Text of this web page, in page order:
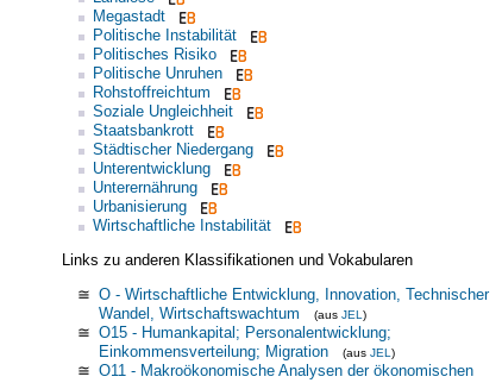
Megastadt
Politische Instabilität
Politisches Risiko
Politische Unruhen
Rohstoffreichtum
Soziale Ungleichheit
Staatsbankrott
Städtischer Niedergang
Unterentwicklung
Unterernährung
Urbanisierung
Wirtschaftliche Instabilität
Links zu anderen Klassifikationen und Vokabularen
≅ O - Wirtschaftliche Entwicklung, Innovation, Technischer
Wandel, Wirtschaftswachtum
(aus JEL )
≅ O15 - Humankapital; Personalentwicklung;
Einkommensverteilung; Migration
(aus JEL )
≅ O11 - Makroökonomische Analysen der ökonomischen